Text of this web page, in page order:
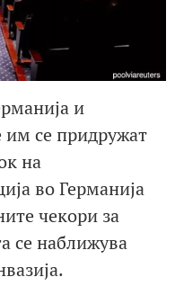
и
им се придружат
на
во Германија
чекори за
се наближува